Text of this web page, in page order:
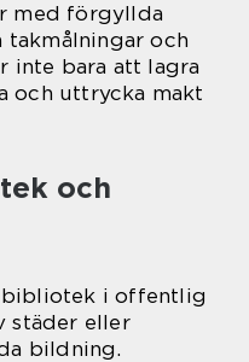
med förgyllda
takmålningar och
inte bara att lagra
och uttrycka makt
och
bibliotek i offentlig
städer eller
bildning.